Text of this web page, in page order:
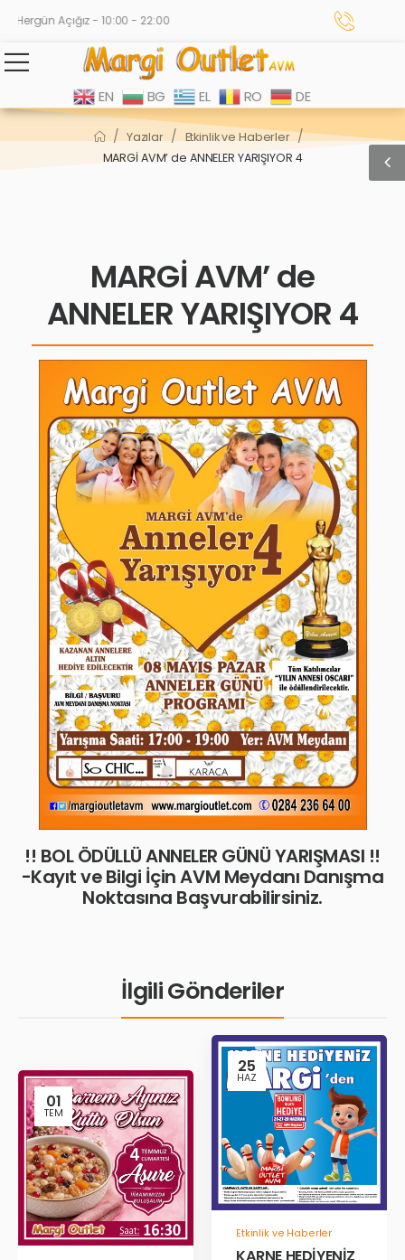
Hergün Açığız - 10:00 - 22:00
EN BG EL RO DE
/ Yazılar / Etkinlik ve Haberler /
MARGİ AVM’ de ANNELER YARIŞIYOR 4
MARGİ AVM’ de
ANNELER YARIŞIYOR 4
!! BOL ÖDÜLLÜ ANNELER GÜNÜ YARIŞMASI !!
-Kayıt ve Bilgi İçin AVM Meydanı Danışma
Noktasına Başvurabilirsiniz.
İlgili Gönderiler
01
TEM
25
HAZ
Etkinlik ve Haberler
KARNE HEDİYENİZ